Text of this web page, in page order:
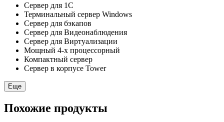
Сервер для 1С
Терминальный сервер Windows
Сервер для бэкапов
Сервер для Видеонаблюдения
Сервер для Виртуализации
Мощный 4-х процессорный
Компактный сервер
Сервер в корпусе Tower
Еще
Похожие продукты